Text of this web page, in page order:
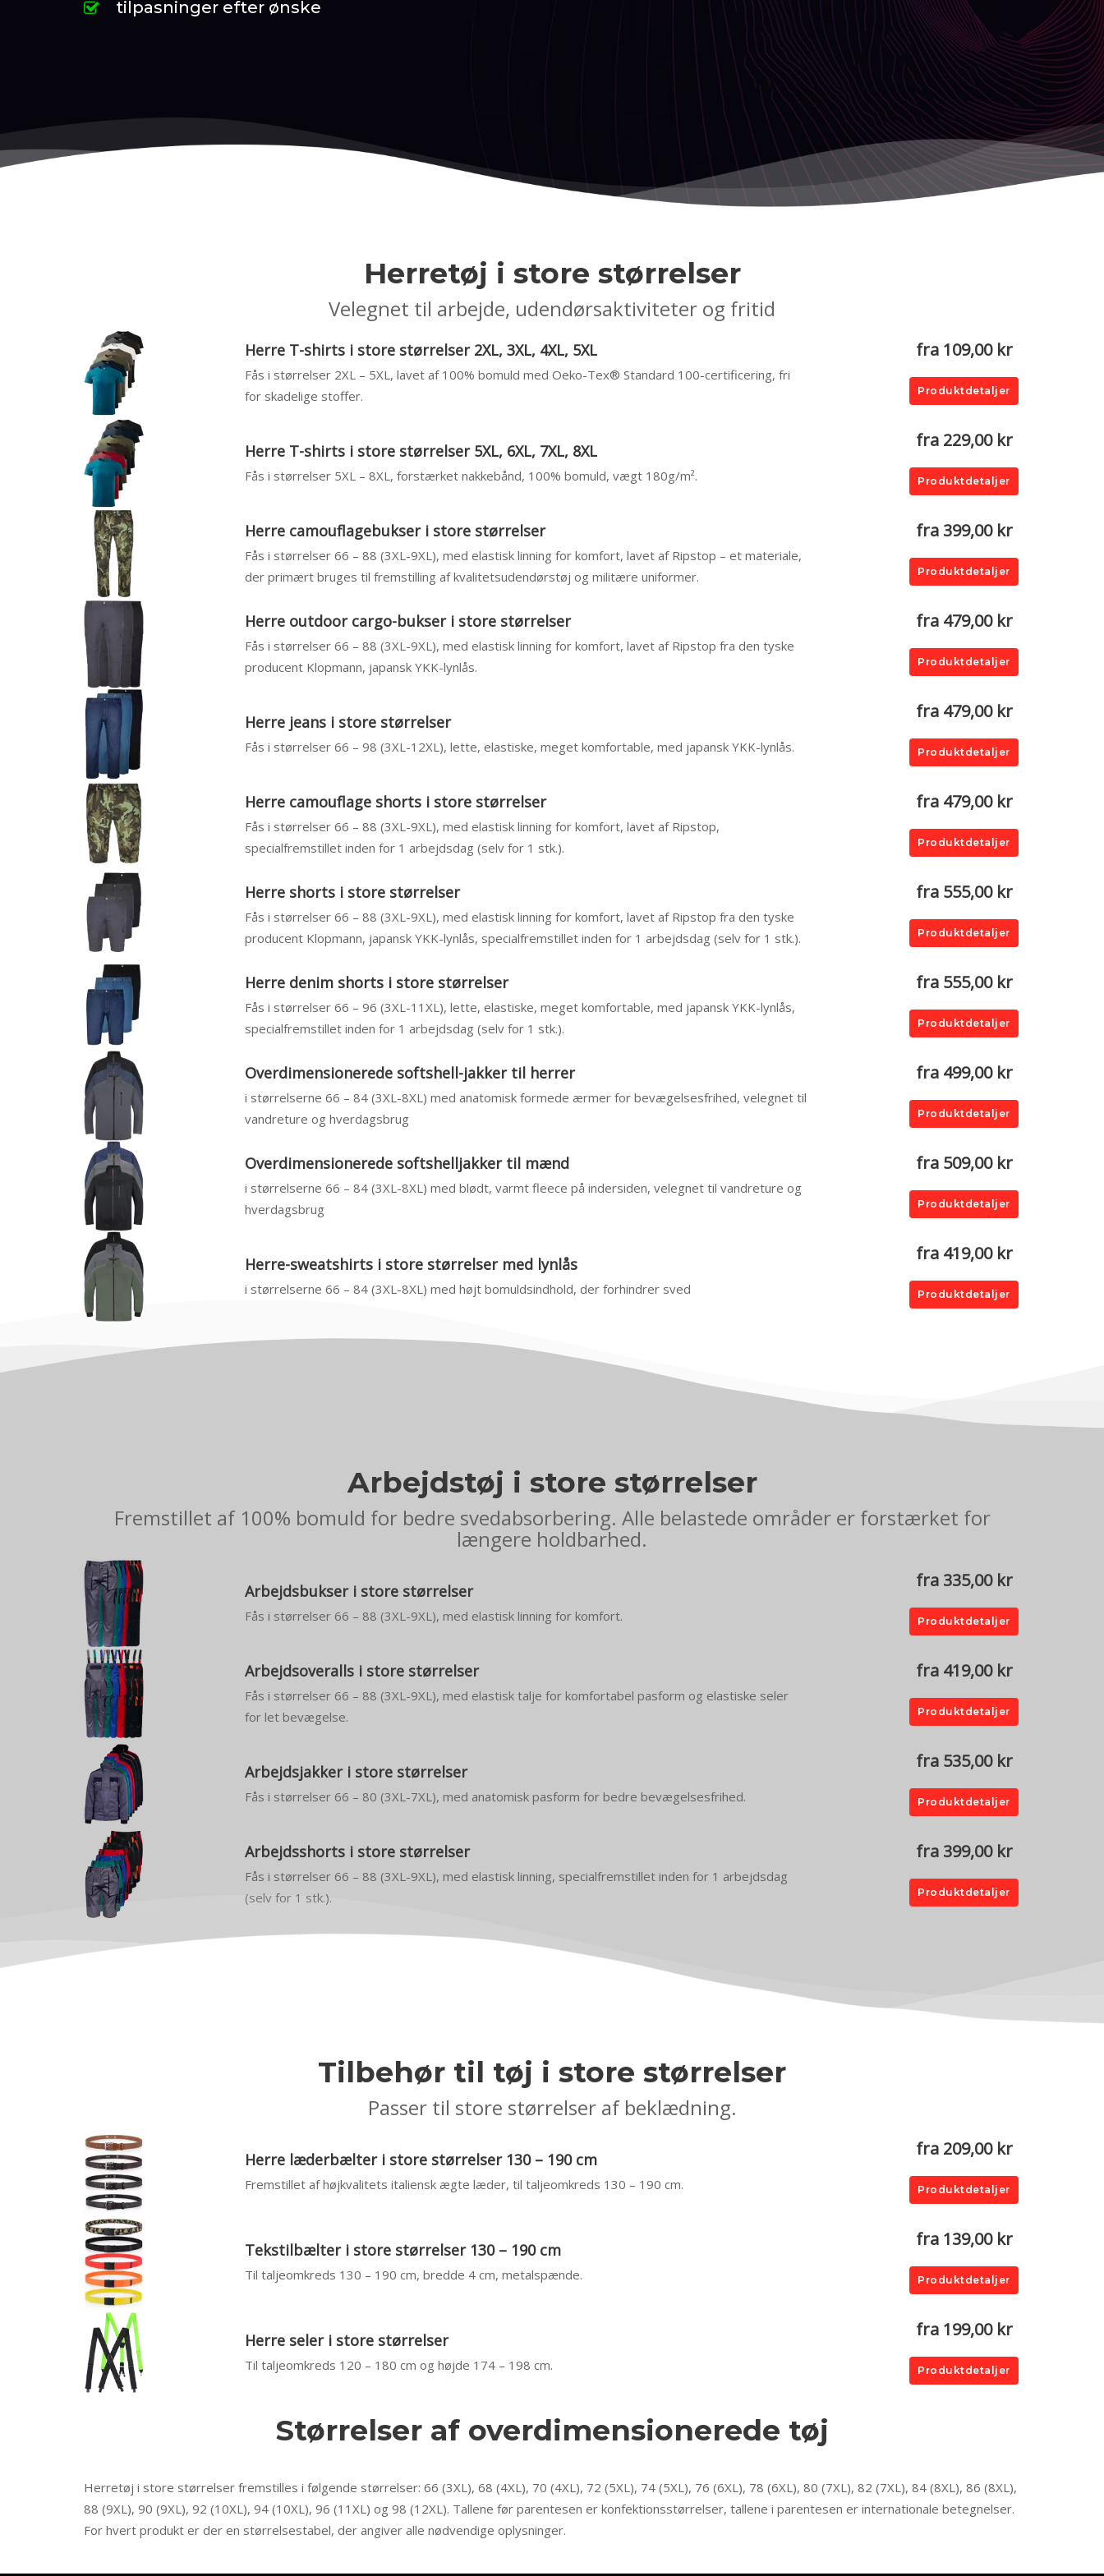
tilpasninger efter ønske
Herretøj i store størrelser
Velegnet til arbejde, udendørsaktiviteter og fritid
Herre T-shirts i store størrelser 2XL, 3XL, 4XL, 5XL
Fås i størrelser 2XL – 5XL, lavet af 100% bomuld med Oeko-Tex® Standard 100-certificering, fri
for skadelige stoffer.
fra 109,00 kr
Produktdetaljer
Herre T-shirts i store størrelser 5XL, 6XL, 7XL, 8XL
Fås i størrelser 5XL – 8XL, forstærket nakkebånd, 100% bomuld, vægt 180g/m².
fra 229,00 kr
Produktdetaljer
Herre camouflagebukser i store størrelser
Fås i størrelser 66 – 88 (3XL-9XL), med elastisk linning for komfort, lavet af Ripstop – et materiale,
der primært bruges til fremstilling af kvalitetsudendørstøj og militære uniformer.
fra 399,00 kr
Produktdetaljer
Herre outdoor cargo-bukser i store størrelser
Fås i størrelser 66 – 88 (3XL-9XL), med elastisk linning for komfort, lavet af Ripstop fra den tyske
producent Klopmann, japansk YKK-lynlås.
fra 479,00 kr
Produktdetaljer
Herre jeans i store størrelser
Fås i størrelser 66 – 98 (3XL-12XL), lette, elastiske, meget komfortable, med japansk YKK-lynlås.
fra 479,00 kr
Produktdetaljer
Herre camouflage shorts i store størrelser
Fås i størrelser 66 – 88 (3XL-9XL), med elastisk linning for komfort, lavet af Ripstop,
specialfremstillet inden for 1 arbejdsdag (selv for 1 stk.).
fra 479,00 kr
Produktdetaljer
Herre shorts i store størrelser
Fås i størrelser 66 – 88 (3XL-9XL), med elastisk linning for komfort, lavet af Ripstop fra den tyske
producent Klopmann, japansk YKK-lynlås, specialfremstillet inden for 1 arbejdsdag (selv for 1 stk.).
fra 555,00 kr
Produktdetaljer
Herre denim shorts i store størrelser
Fås i størrelser 66 – 96 (3XL-11XL), lette, elastiske, meget komfortable, med japansk YKK-lynlås,
specialfremstillet inden for 1 arbejdsdag (selv for 1 stk.).
fra 555,00 kr
Produktdetaljer
Overdimensionerede softshell-jakker til herrer
i størrelserne 66 – 84 (3XL-8XL) med anatomisk formede ærmer for bevægelsesfrihed, velegnet til
vandreture og hverdagsbrug
fra 499,00 kr
Produktdetaljer
Overdimensionerede softshelljakker til mænd
i størrelserne 66 – 84 (3XL-8XL) med blødt, varmt fleece på indersiden, velegnet til vandreture og
hverdagsbrug
fra 509,00 kr
Produktdetaljer
Herre-sweatshirts i store størrelser med lynlås
i størrelserne 66 – 84 (3XL-8XL) med højt bomuldsindhold, der forhindrer sved
fra 419,00 kr
Produktdetaljer
Arbejdstøj i store størrelser
Fremstillet af 100% bomuld for bedre svedabsorbering. Alle belastede områder er forstærket for
længere holdbarhed.
Arbejdsbukser i store størrelser
Fås i størrelser 66 – 88 (3XL-9XL), med elastisk linning for komfort.
fra 335,00 kr
Produktdetaljer
Arbejdsoveralls i store størrelser
Fås i størrelser 66 – 88 (3XL-9XL), med elastisk talje for komfortabel pasform og elastiske seler
for let bevægelse.
fra 419,00 kr
Produktdetaljer
Arbejdsjakker i store størrelser
Fås i størrelser 66 – 80 (3XL-7XL), med anatomisk pasform for bedre bevægelsesfrihed.
fra 535,00 kr
Produktdetaljer
Arbejdsshorts i store størrelser
Fås i størrelser 66 – 88 (3XL-9XL), med elastisk linning, specialfremstillet inden for 1 arbejdsdag
(selv for 1 stk.).
fra 399,00 kr
Produktdetaljer
Tilbehør til tøj i store størrelser
Passer til store størrelser af beklædning.
Herre læderbælter i store størrelser 130 – 190 cm
Fremstillet af højkvalitets italiensk ægte læder, til taljeomkreds 130 – 190 cm.
fra 209,00 kr
Produktdetaljer
Tekstilbælter i store størrelser 130 – 190 cm
Til taljeomkreds 130 – 190 cm, bredde 4 cm, metalspænde.
fra 139,00 kr
Produktdetaljer
Herre seler i store størrelser
Til taljeomkreds 120 – 180 cm og højde 174 – 198 cm.
fra 199,00 kr
Produktdetaljer
Størrelser af overdimensionerede tøj
Herretøj i store størrelser fremstilles i følgende størrelser: 66 (3XL), 68 (4XL), 70 (4XL), 72 (5XL), 74 (5XL), 76 (6XL), 78 (6XL), 80 (7XL), 82 (7XL), 84 (8XL), 86 (8XL),
88 (9XL), 90 (9XL), 92 (10XL), 94 (10XL), 96 (11XL) og 98 (12XL). Tallene før parentesen er konfektionsstørrelser, tallene i parentesen er internationale betegnelser.
For hvert produkt er der en størrelsestabel, der angiver alle nødvendige oplysninger.